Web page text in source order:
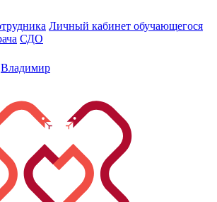
Личный кабинет обучающегося
СДО
Владимир